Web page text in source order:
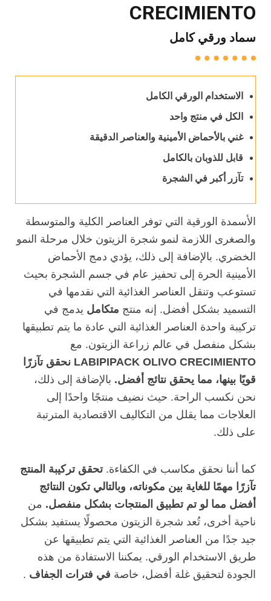
CRECIMIENTO
سماد ورقي كامل
الاستخدام الورقي الكامل
الكل في منتج واحد
غني بالأحماض الأمينية والعناصر الدقيقة
قابل للذوبان بالكامل
تآزر أكبر في الشجرة
الأسمدة الورقية التي توفر العناصر الكلية والمتوسطة
والصغرى اللازمة لنمو شجرة الزيتون خلال مرحلة النمو
الخضري. بالإضافة إلى ذلك، يؤدي دمج الأحماض
الأمينية الحرة إلى تحفيز عام في جسم الشجرة بحيث
تستوعب وتنقل العناصر الغذائية التي نقدمها في
التسميد بشكل أفضل. إنه منتج متكامل يدمج في
تركيبة واحدة العناصر الغذائية التي عادة ما يتم تطبيقها
بشكل منفصل في عالم زراعة الزيتون. مع
LABIPIPACK OLIVO CRECIMIENTO نحقق تآزرًا
قويًا بينها، مما يحقق نتائج أفضل. بالإضافة إلى ذلك،
نحن نكسب الراحة. حيث نضيف منتجًا واحدًا إلى
العلاجات مما يقلل من التكاليف الاقتصادية المترتبة
على ذلك.
كما أننا نحقق مكاسب في الكفاءة.تحقق تركيبة المنتج
تآزرًا مهمًا للغاية بين مكوناته، وبالتالي تكون النتائج
أفضل مما لو تم تطبيق المنتجات بشكل منفصل. من
ناحية أخرى، تُعد شجرة الزيتون محصولًا يستفيد بشكل
جيد جدًا من العناصر الغذائية التي يتم تطبيقها عن
طريق الاستخدام الورقي. يمكننا الاستفادة من هذه
الجودة لتحقيق غلة أفضل، خاصة في فترات الجفاف .